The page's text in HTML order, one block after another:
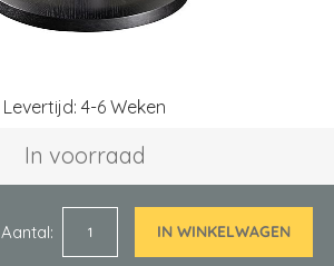
Levertijd: 4-6 Weken
In voorraad
Aantal IN WINKELWAGEN